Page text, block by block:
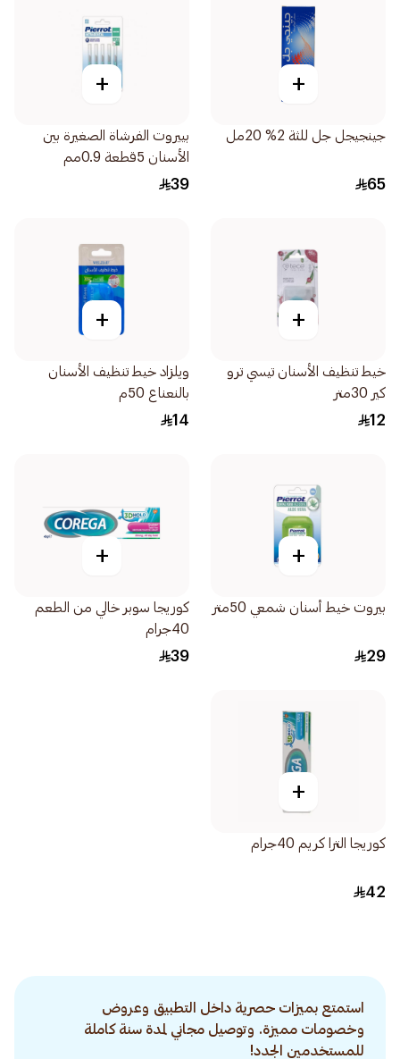
+
جينجيجل جل للثة 2% 20مل
65
+
بييروت الفرشاة الصغيرة بين
الأسنان 5قطعة 0.9مم
39
+
خيط تنظيف الأسنان تيسي ترو
كير 30متر
12
+
ويلزاد خيط تنظيف الأسنان
بالنعناع 50م
14
+
بيروت خيط أسنان شمعي 50متر
29
+
كوريجا سوبر خالي من الطعم
40جرام
39
+
كوريجا الترا كريم 40جرام
42
استمتع بميزات حصرية داخل التطبيق وعروض
وخصومات مميزة. وتوصيل مجاني لمدة سنة كاملة
للمستخدمين الجدد!